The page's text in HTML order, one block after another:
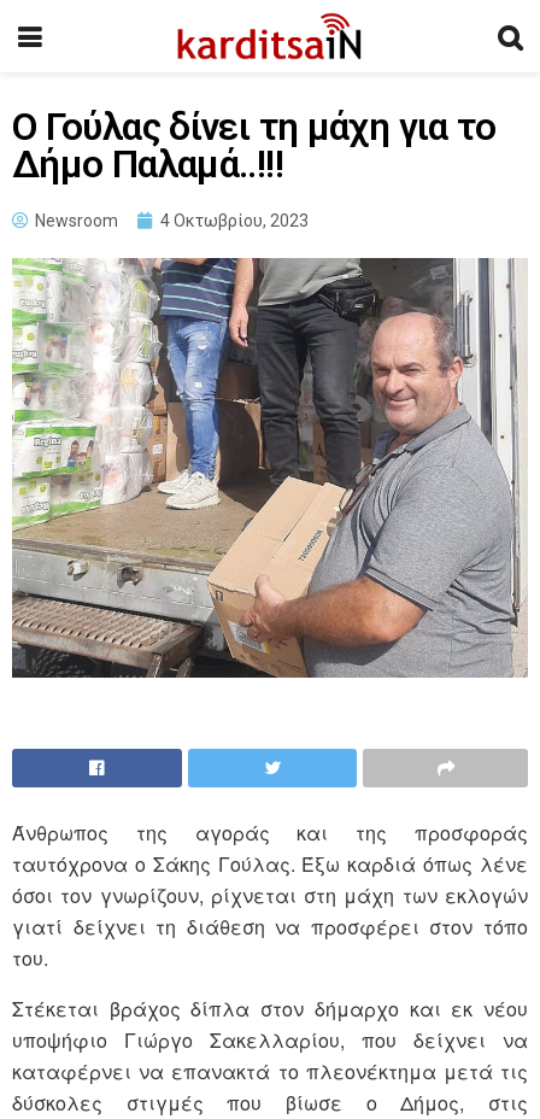
Ο Γούλας δίνει τη μάχη για το
Δήμο Παλαμά..!!!
Newsroom 4 Οκτωβρίου, 2023
Άνθρωπος της αγοράς και της προσφοράς
ταυτόχρονα ο Σάκης Γούλας. Έξω καρδιά όπως λένε
όσοι τον γνωρίζουν, ρίχνεται στη μάχη των εκλογών
γιατί δείχνει τη διάθεση να προσφέρει στον τόπο
του.
Στέκεται βράχος δίπλα στον δήμαρχο και εκ νέου
υποψήφιο Γιώργο Σακελλαρίου, που δείχνει να
καταφέρνει να επανακτά το πλεονέκτημα μετά τις
δύσκολες στιγμές που βίωσε ο Δήμος, στις